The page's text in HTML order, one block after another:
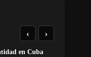
en Cuba
‹ ›